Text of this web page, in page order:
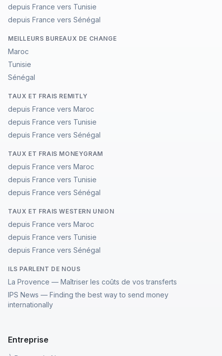
depuis France vers Tunisie
depuis France vers Sénégal
MEILLEURS BUREAUX DE CHANGE
Maroc
Tunisie
Sénégal
TAUX ET FRAIS REMITLY
depuis France vers Maroc
depuis France vers Tunisie
depuis France vers Sénégal
TAUX ET FRAIS MONEYGRAM
depuis France vers Maroc
depuis France vers Tunisie
depuis France vers Sénégal
TAUX ET FRAIS WESTERN UNION
depuis France vers Maroc
depuis France vers Tunisie
depuis France vers Sénégal
ILS PARLENT DE NOUS
La Provence — Maîtriser les coûts de vos transferts
IPS News — Finding the best way to send money
internationally
Entreprise